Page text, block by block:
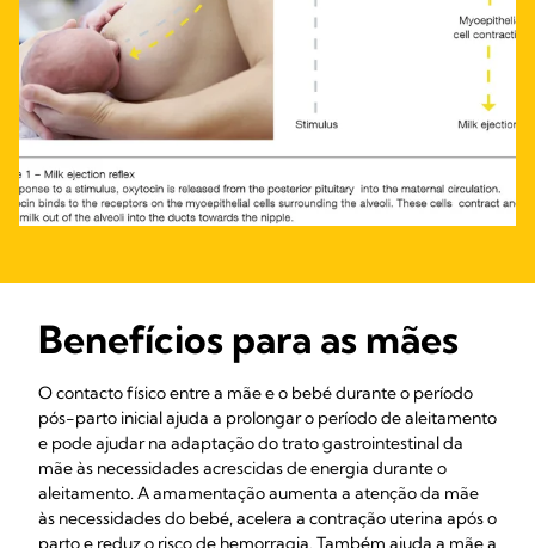
Benefícios para as mães
O contacto físico entre a mãe e o bebé durante o período
pós-parto inicial ajuda a prolongar o período de aleitamento
e pode ajudar na adaptação do trato gastrointestinal da
mãe às necessidades acrescidas de energia durante o
aleitamento. A amamentação aumenta a atenção da mãe
às necessidades do bebé, acelera a contração uterina após o
parto e reduz o risco de hemorragia. Também ajuda a mãe a